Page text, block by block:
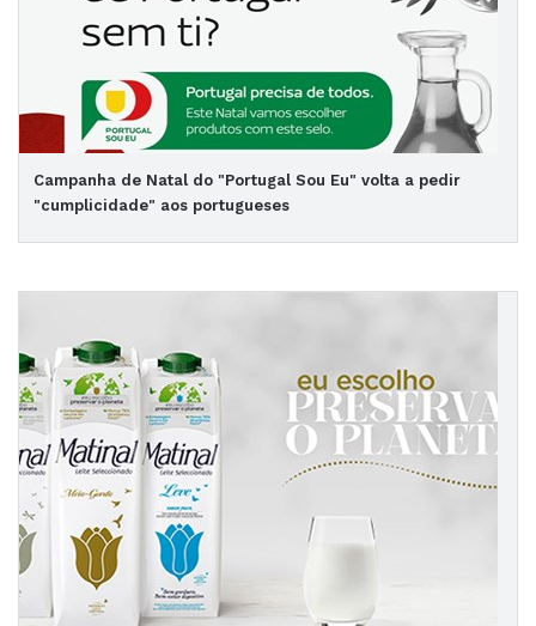
Campanha de Natal do "Portugal Sou Eu" volta a pedir
"cumplicidade" aos portugueses